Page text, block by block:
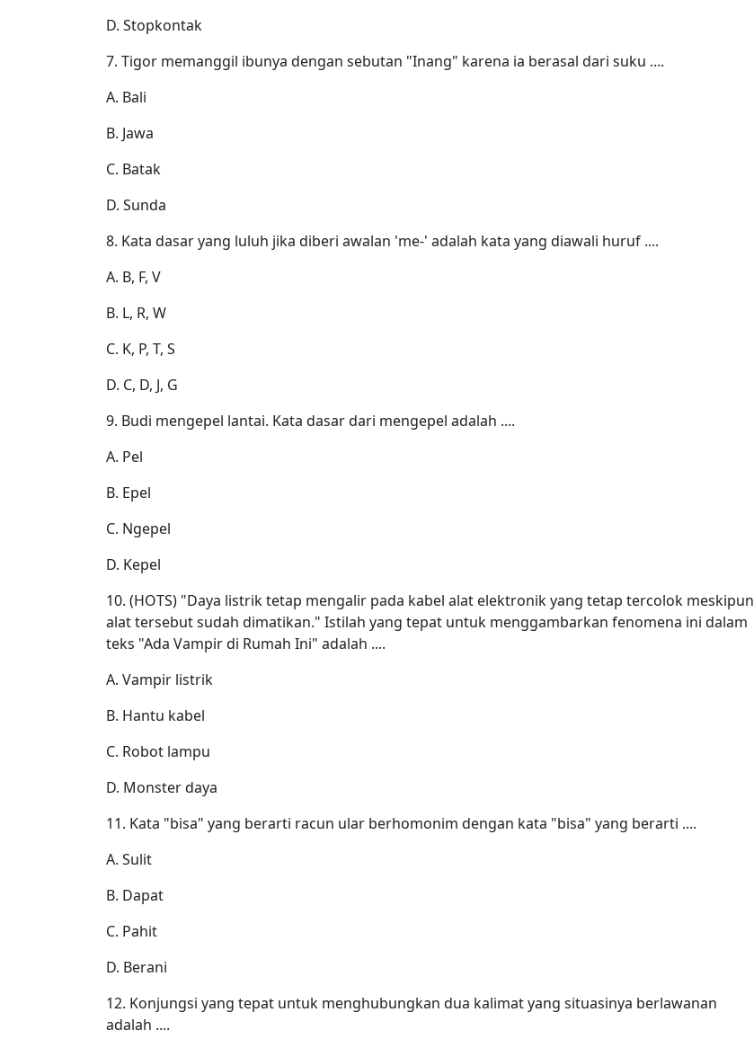
D. Stopkontak
7. Tigor memanggil ibunya dengan sebutan "Inang" karena ia berasal dari suku ....
A. Bali
B. Jawa
C. Batak
D. Sunda
8. Kata dasar yang luluh jika diberi awalan 'me-' adalah kata yang diawali huruf ....
A. B, F, V
B. L, R, W
C. K, P, T, S
D. C, D, J, G
9. Budi mengepel lantai. Kata dasar dari mengepel adalah ....
A. Pel
B. Epel
C. Ngepel
D. Kepel
10. (HOTS) "Daya listrik tetap mengalir pada kabel alat elektronik yang tetap tercolok meskipun
alat tersebut sudah dimatikan." Istilah yang tepat untuk menggambarkan fenomena ini dalam
teks "Ada Vampir di Rumah Ini" adalah ....
A. Vampir listrik
B. Hantu kabel
C. Robot lampu
D. Monster daya
11. Kata "bisa" yang berarti racun ular berhomonim dengan kata "bisa" yang berarti ....
A. Sulit
B. Dapat
C. Pahit
D. Berani
12. Konjungsi yang tepat untuk menghubungkan dua kalimat yang situasinya berlawanan
adalah ....